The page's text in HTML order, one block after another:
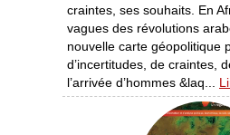
craintes, ses souhaits. En
vagues des révolutions
nouvelle carte géopolitique
d’incertitudes, de craintes,
l’arrivée d’hommes &laq...